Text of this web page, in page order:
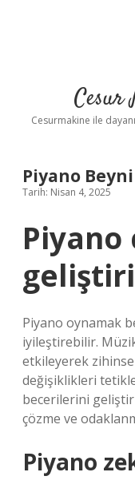
Cesur
Cesurmakine ile
Piyano
Tarih: Nisan 4, 2025
Piyano oynamak
iyileştirebilir.
etkileyerek
değişiklikleri
becerilerini
çözme ve
Piyano